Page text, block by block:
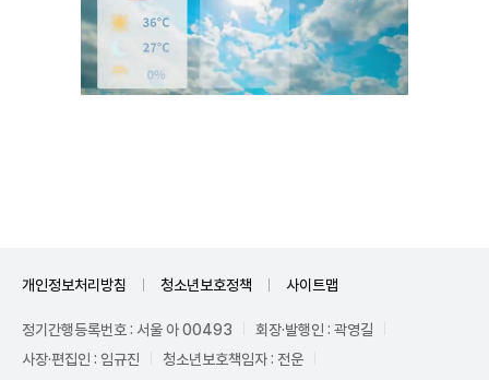
개인정보처리방침 청소년보호정책 사이트맵
정기간행등록번호 : 서울 아 00493
회장·발행인 : 곽영길
사장·편집인 : 임규진
청소년보호책임자 : 전운